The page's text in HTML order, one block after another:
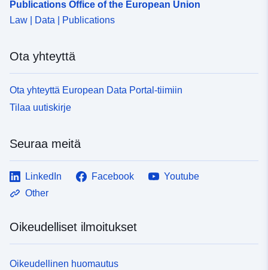
Publications Office of the European Union
Law | Data | Publications
Ota yhteyttä
Ota yhteyttä European Data Portal-tiimiin
Tilaa uutiskirje
Seuraa meitä
LinkedIn Facebook
Youtube
Other
Oikeudelliset ilmoitukset
Oikeudellinen huomautus